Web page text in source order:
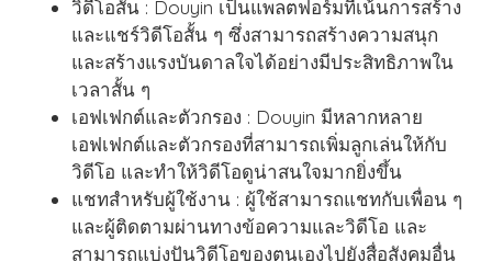
วิดีโอสั้น : Douyin เป็นแพลตฟอร์มที่เน้นการสร้าง
และแชร์วิดีโอสั้น ๆ ซึ่งสามารถสร้างความสนุก
และสร้างแรงบันดาลใจได้อย่างมีประสิทธิภาพใน
เวลาสั้น ๆ
เอฟเฟกต์และตัวกรอง : Douyin มีหลากหลาย
เอฟเฟกต์และตัวกรองที่สามารถเพิ่มลูกเล่นให้กับ
วิดีโอ และทำให้วิดีโอดูน่าสนใจมากยิ่งขึ้น
แชทสำหรับผู้ใช้งาน : ผู้ใช้สามารถแชทกับเพื่อน ๆ
และผู้ติดตามผ่านทางข้อความและวิดีโอ และ
สามารถแบ่งปันวิดีโอของตนเองไปยังสื่อสังคมอื่น